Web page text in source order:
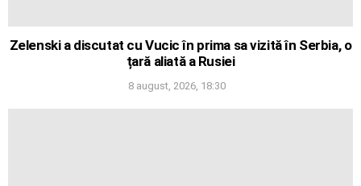
Zelenski a discutat cu Vucic în prima sa vizită în Serbia, o
țară aliată a Rusiei
8 august, 2026, 18:30